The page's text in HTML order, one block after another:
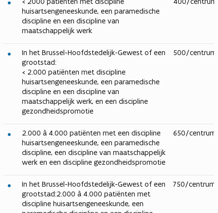
huisartsengeneeskunde, een paramedische
discipline en een discipline van
maatschappelijk werk
In het Brussel-Hoofdstedelijk-Gewest of een
grootstad:
< 2.000 patiënten met discipline
huisartsengeneeskunde, een paramedische
discipline en een discipline van
maatschappelijk werk, en een discipline
gezondheidspromotie
500/centrum
​2.000 à 4.000 patiënten met een discipline
huisartsengeneeskunde, een paramedische
discipline, een discipline van maatschappelijk
werk en een discipline gezondheidspromotie
650/centrum
In het Brussel-Hoofdstedelijk-Gewest of een
grootstad:​2.000 à 4.000 patiënten met
discipline huisartsengeneeskunde, een
750/centrum